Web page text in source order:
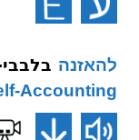
להאזנה בלבבי-ד 004
Accounting